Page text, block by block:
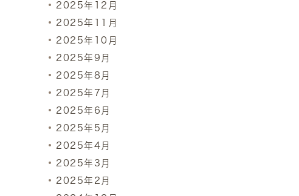
2025年12月
2025年11月
2025年10月
2025年9月
2025年8月
2025年7月
2025年6月
2025年5月
2025年4月
2025年3月
2025年2月